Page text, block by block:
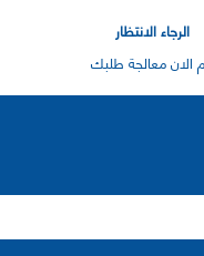
الرجاء الانتظار
الان معالجة طلبك